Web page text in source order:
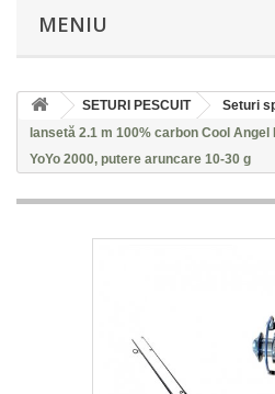
MENIU
SETURI PESCUIT Seturi
lansetă 2.1 m 100% carbon Cool
YoYo 2000, putere aruncare 10-30 g